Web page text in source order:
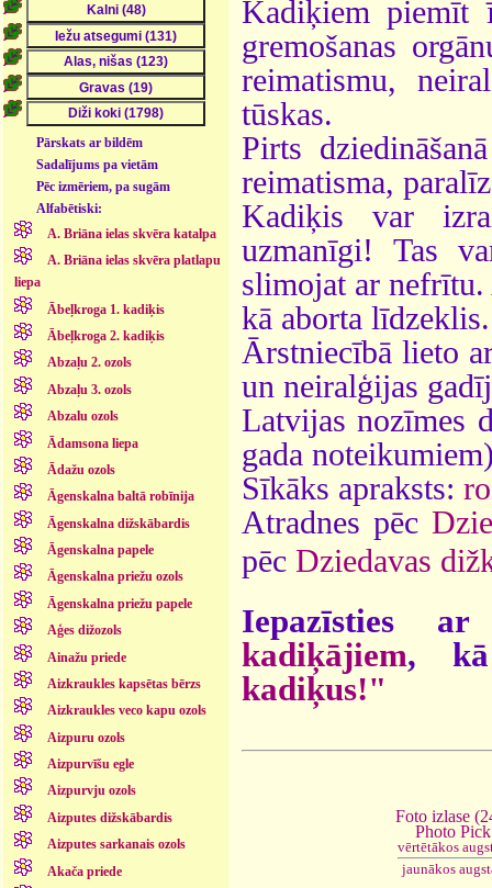
Pārskats ar bildēm
Sadalījums pa vietām
Pēc izmēriem, pa sugām
Alfabētiski:
A. Briāna ielas skvēra katalpa
A. Briāna ielas skvēra platlapu
liepa
Ābeļkroga 1. kadiķis
Ābeļkroga 2. kadiķis
Abzaļu 2. ozols
Abzaļu 3. ozols
Abzalu ozols
Ādamsona liepa
Ādažu ozols
Āgenskalna baltā robīnija
Āgenskalna dižskābardis
Āgenskalna papele
Āgenskalna priežu ozols
Āgenskalna priežu papele
Aģes dižozols
Ainažu priede
Aizkraukles kapsētas bērzs
Aizkraukles veco kapu ozols
Aizpuru ozols
Aizpurvīšu egle
Aizpurvju ozols
Aizputes dižskābardis
Aizputes sarkanais ozols
Akača priede
Kadiķiem piemīt
gremošanas
reimatismu,
tūskas.
Pirts
reimatisma,
Kadiķis var
uzmanīgi! Tas
slimojat ar
kā aborta līdzeklis.
Ārstniecībā lieto
un neiralģijas
Latvijas nozīmes
gada
Sīkāks apraksts:
Atradnes pēc
pēc Dziedavas
Iepazīsties
kadiķājiem,
kadiķus!"
Foto izlase
Photo Pick
vērtētākos
jaunākos